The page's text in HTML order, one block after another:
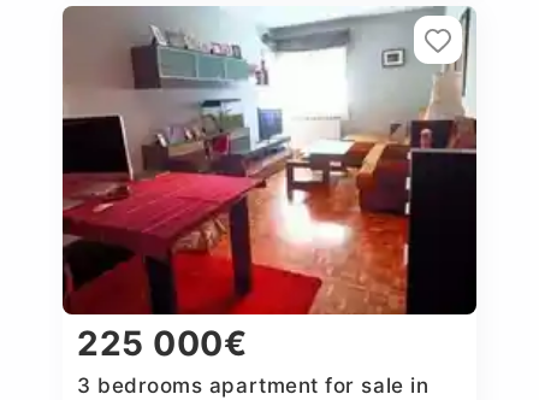
225 000€
3 bedrooms apartment for sale in